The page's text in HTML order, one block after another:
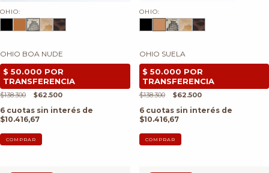
OHIO:
OHIO BOA NUDE
$138.300 $62.500
6 cuotas sin interés de
$10.416,67
COMPRAR
OHIO:
OHIO SUELA
$138.300 $62.500
6 cuotas sin interés de
$10.416,67
COMPRAR